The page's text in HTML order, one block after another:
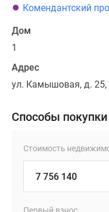
Комендантский
Дом
1
Адрес
ул. Камышовая, д. 25,
Способы покупки
Стоимость